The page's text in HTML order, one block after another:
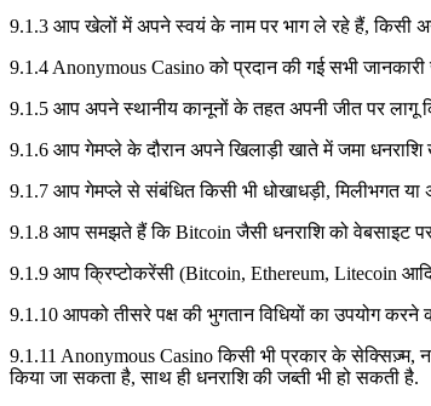
9.1.3 आप खेलों में अपने स्वयं के नाम पर भाग ले रहे हैं, किसी
9.1.4 Anonymous Casino को प्रदान की गई सभी
9.1.5 आप अपने स्थानीय कानूनों के तहत अपनी जीत पर लागू
9.1.6 आप गेमप्ले के दौरान अपने खिलाड़ी खाते में जमा धनराशि
9.1.7 आप गेमप्ले से संबंधित किसी भी धोखाधड़ी, मिलीभगत या
9.1.8 आप समझते हैं कि Bitcoin जैसी धनराशि को वेबसाइट
9.1.9 आप क्रिप्टोकरेंसी (Bitcoin, Ethereum, Litecoin
9.1.10 आपको तीसरे पक्ष की भुगतान विधियों का उपयोग
9.1.11 Anonymous Casino किसी भी प्रकार के सेक्सिज़्म,
किया जा सकता है, साथ ही धनराशि की जब्ती भी हो सकती है.